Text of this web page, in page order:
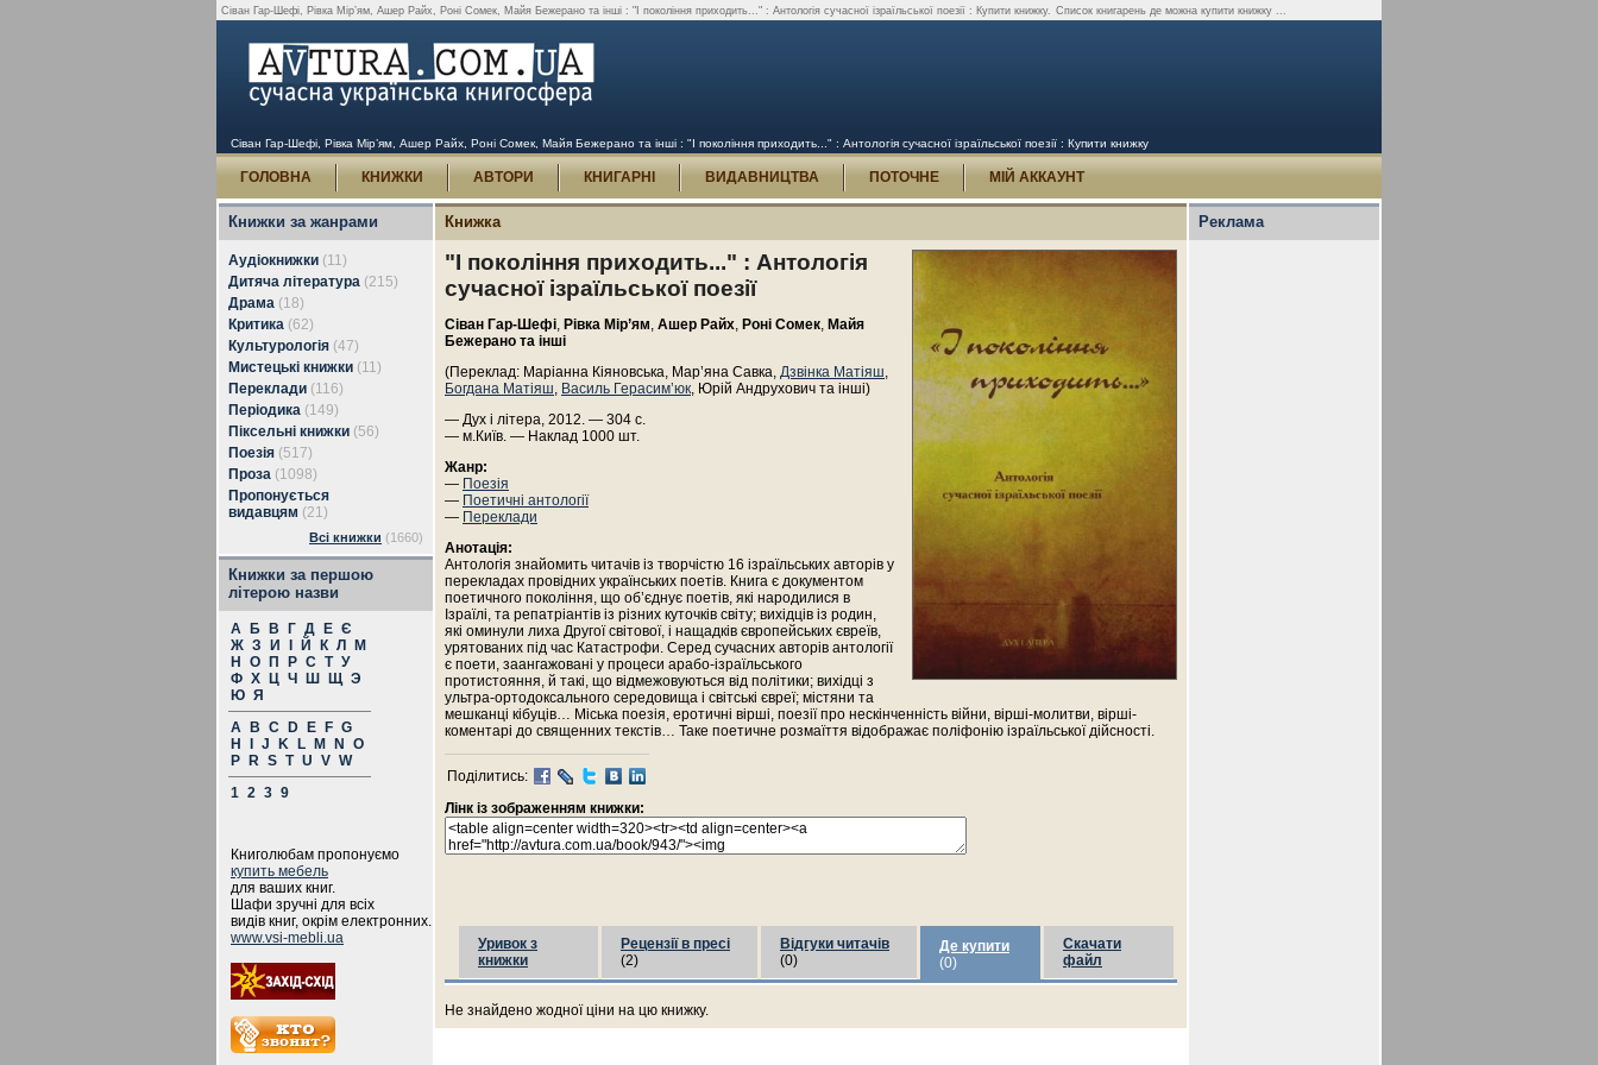
Сіван Гар-Шефі, Рівка Мір’ям, Ашер Райх, Роні Сомек, Майя Бежерано та інші : "І покоління приходить..." : Антологія сучасної ізраїльської поезії : Купити книжку. Список книгарень де можна купити книжку ...
Сіван Гар-Шефі, Рівка Мір’ям, Ашер Райх, Роні Сомек, Майя Бежерано та інші : "І покоління приходить..." : Антологія сучасної ізраїльської поезії : Купити книжку
ГОЛОВНА КНИЖКИ АВТОРИ КНИГАРНІ ВИДАВНИЦТВА ПОТОЧНЕ МІЙ АККАУНТ
Книжки за жанрами
Аудіокнижки (11)
Дитяча література (215)
Драма (18)
Критика (62)
Культурологія (47)
Мистецькі книжки (11)
Переклади (116)
Періодика (149)
Піксельні книжки (56)
Поезія (517)
Проза (1098)
Пропонується
видавцям (21)
Всі книжки (1660)
Книжки за першою
літерою назви
А Б В Г Д Е Є
Ж З И Й К Л
М
Н
О П Р С Т У
Ф Х Ц Ч Ш Щ Э
Ю Я
A
B C D E F G
H
J K L M N
O
P
R S T U V W
1 2 3 9
Книголюбам пропонуємо
купить мебель
для ваших книг.
Шафи зручні для всіх
видів книг, окрім електронних.
www.vsi-mebli.ua
Книжка
"І покоління приходить..." : Антологія
сучасної ізраїльської поезії
Сіван Гар-Шефі, Рівка Мір’ям, Ашер Райх, Роні Сомек, Майя
Бежерано та інші
(Переклад: Маріанна Кіяновська, Мар’яна Савка, Дзвінка Матіяш,
Богдана Матіяш, Василь Герасим’юк, Юрій Андрухович та інші)
— Дух і літера, 2012. — 304 с.
— м.Київ. — Наклад 1000 шт.
Жанр:
— Поезія
— Поетичні антології
— Переклади
Анотація:
Антологія знайомить читачів із творчістю 16 ізраїльських авторів у
перекладах провідних українських поетів. Книга є документом
поетичного покоління, що об’єднує поетів, які народилися в
Ізраїлі, та репатріантів із різних куточків світу; вихідців із родин,
які оминули лиха Другої світової, і нащадків європейських євреїв,
урятованих під час Катастрофи. Серед сучасних авторів антології
є поети, заангажовані у процеси арабо-ізраїльського
протистояння, й такі, що відмежовуються від політики; вихідці з
ультра-ортодоксального середовища і світські євреї; містяни та
мешканці кібуців… Міська поезія, еротичні вірші, поезії про нескінченність війни, вірші-молитви, вірші-
коментарі до священних текстів… Таке поетичне розмаїття відображає поліфонію ізраїльської дійсності.
Поділитись:
Лінк із зображенням книжки:
Уривок з
книжки
Рецензії в пресі
(2)
Відгуки читачів
(0)
Де купити
(0)
Скачати
файл
Не знайдено жодної ціни на цю книжку.
Реклама